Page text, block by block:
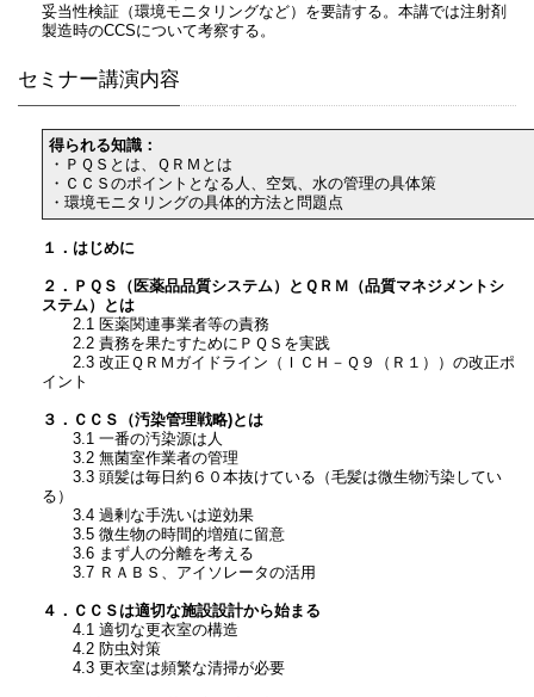
妥当性検証（環境モニタリングなど）を要請する。本講では注射剤
製造時のCCSについて考察する。
セミナー講演内容
得られる知識：
・ＰＱＳとは、ＱＲＭとは
・ＣＣＳのポイントとなる人、空気、水の管理の具体策
・環境モニタリングの具体的方法と問題点
１．はじめに
２．ＰＱＳ（医薬品品質システム）とＱＲＭ（品質マネジメントシ
ステム）とは
2.1 医薬関連事業者等の責務
2.2 責務を果たすためにＰＱＳを実践
2.3 改正ＱＲＭガイドライン（ＩＣＨ－Ｑ９（Ｒ１））の改正ポ
イント
３．ＣＣＳ（汚染管理戦略)とは
3.1 一番の汚染源は人
3.2 無菌室作業者の管理
3.3 頭髪は毎日約６０本抜けている（毛髪は微生物汚染してい
る）
3.4 過剰な手洗いは逆効果
3.5 微生物の時間的増殖に留意
3.6 まず人の分離を考える
3.7 ＲＡＢＳ、アイソレータの活用
４．ＣＣＳは適切な施設設計から始まる
4.1 適切な更衣室の構造
4.2 防虫対策
4.3 更衣室は頻繁な清掃が必要